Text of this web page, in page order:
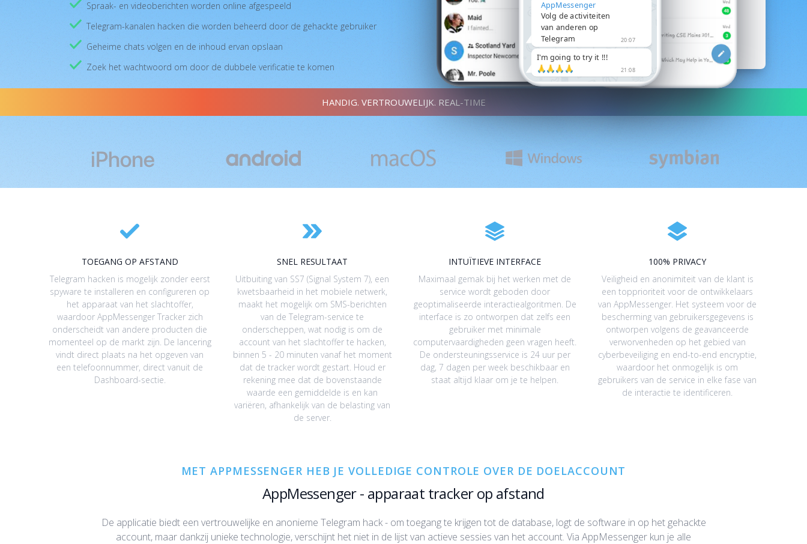
Spraak- en videoberichten worden online afgespeeld
Telegram-kanalen hacken die worden beheerd door de gehackte gebruiker
Geheime chats volgen en de inhoud ervan opslaan
Zoek het wachtwoord om door de dubbele verificatie te komen
20:07
AppMessenger
Volg de activiteiten
van anderen op
Telegram
21:08
I'm going to try it !!!
🙏🙏🙏🙏
HANDIG. VERTROUWELIJK. REAL-TIME
TOEGANG OP AFSTAND
Telegram hacken is mogelijk zonder eerst
spyware te installeren en configureren op
het apparaat van het slachtoffer,
waardoor AppMessenger Tracker zich
onderscheidt van andere producten die
momenteel op de markt zijn. De lancering
vindt direct plaats na het opgeven van
een telefoonnummer, direct vanuit de
Dashboard-sectie.
SNEL RESULTAAT
Uitbuiting van SS7 (Signal System 7), een
kwetsbaarheid in het mobiele netwerk,
maakt het mogelijk om SMS-berichten
van de Telegram-service te
onderscheppen, wat nodig is om de
account van het slachtoffer te hacken,
binnen 5 - 20 minuten vanaf het moment
dat de tracker wordt gestart. Houd er
rekening mee dat de bovenstaande
waarde een gemiddelde is en kan
variëren, afhankelijk van de belasting van
de server.
INTUÏTIEVE INTERFACE
Maximaal gemak bij het werken met de
service wordt geboden door
geoptimaliseerde interactiealgoritmen. De
interface is zo ontworpen dat zelfs een
gebruiker met minimale
computervaardigheden geen vragen heeft.
De ondersteuningsservice is 24 uur per
dag, 7 dagen per week beschikbaar en
staat altijd klaar om je te helpen.
100% PRIVACY
Veiligheid en anonimiteit van de klant is
een topprioriteit voor de ontwikkelaars
van AppMessenger. Het systeem voor de
bescherming van gebruikersgegevens is
ontworpen volgens de geavanceerde
verworvenheden op het gebied van
cyberbeveiliging en end-to-end encryptie,
waardoor het onmogelijk is om
gebruikers van de service in elke fase van
de interactie te identificeren.
MET APPMESSENGER HEB JE VOLLEDIGE CONTROLE OVER DE DOELACCOUNT
AppMessenger - apparaat tracker op afstand
De applicatie biedt een vertrouwelijke en anonieme Telegram hack - om toegang te krijgen tot de database, logt de software in op het gehackte
account, maar dankzij unieke technologie, verschijnt het niet in de lijst van actieve sessies van het account. Via AppMessenger kun je alle